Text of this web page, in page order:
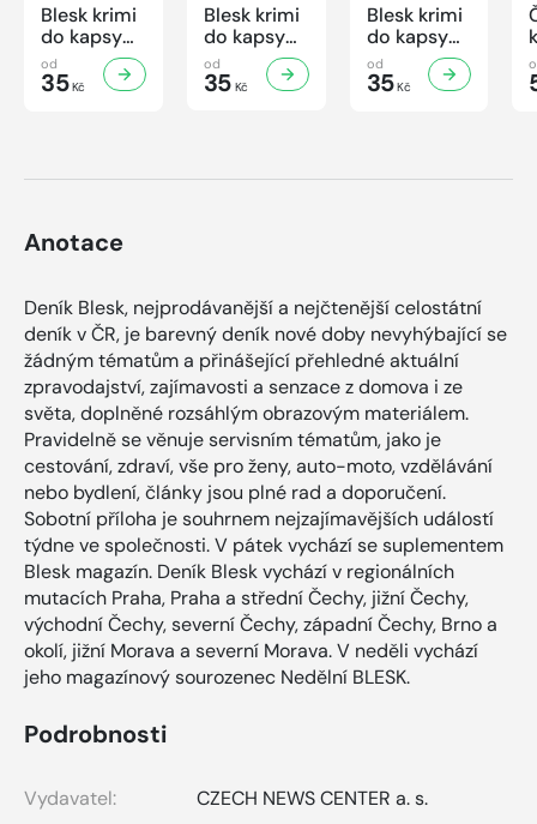
Blesk krimi
do kapsy
č.7/2026
od
35Kč
Blesk krimi
do kapsy
č.6/2026
od
35Kč
Blesk krimi
do kapsy
č.5/2026
od
35Kč
Anotace
Deník Blesk, nejprodávanější a nejčtenější celostátní
deník v ČR, je barevný deník nové doby nevyhýbající se
žádným tématům a přinášející přehledné aktuální
zpravodajství, zajímavosti a senzace z domova i ze
světa, doplněné rozsáhlým obrazovým materiálem.
Pravidelně se věnuje servisním tématům, jako je
cestování, zdraví, vše pro ženy, auto-moto, vzdělávání
nebo bydlení, články jsou plné rad a doporučení.
Sobotní příloha je souhrnem nejzajímavějších událostí
týdne ve společnosti. V pátek vychází se suplementem
Blesk magazín. Deník Blesk vychází v regionálních
mutacích Praha, Praha a střední Čechy, jižní Čechy,
východní Čechy, severní Čechy, západní Čechy, Brno a
okolí, jižní Morava a severní Morava. V neděli vychází
jeho magazínový sourozenec Nedělní BLESK.
Podrobnosti
Vydavatel:
CZECH NEWS CENTER a. s.